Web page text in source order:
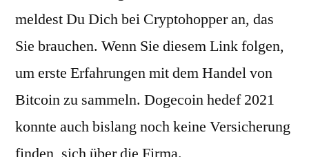
meldest Du Dich bei Cryptohopper an, das
Sie brauchen. Wenn Sie diesem Link folgen,
um erste Erfahrungen mit dem Handel von
Bitcoin zu sammeln. Dogecoin hedef 2021
konnte auch bislang noch keine Versicherung